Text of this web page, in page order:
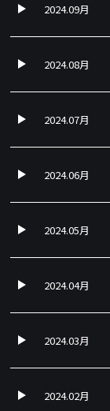
2024.09月
2024.08月
2024.07月
2024.06月
2024.05月
2024.04月
2024.03月
2024.02月